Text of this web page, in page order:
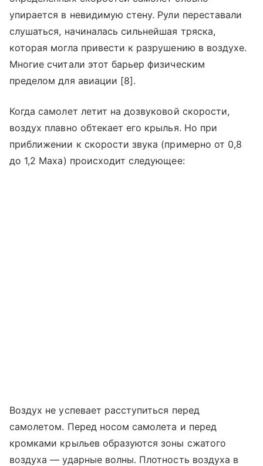
упирается в невидимую стену. Рули переставали
слушаться, начиналась сильнейшая тряска,
которая могла привести к разрушению в воздухе.
Многие считали этот барьер физическим
пределом для авиации [8].
Когда самолет летит на дозвуковой скорости,
воздух плавно обтекает его крылья. Но при
приближении к скорости звука (примерно от 0,8
до 1,2 Маха) происходит следующее:
Воздух не успевает расступиться перед
самолетом. Перед носом самолета и перед
кромками крыльев образуются зоны сжатого
воздуха — ударные волны. Плотность воздуха в